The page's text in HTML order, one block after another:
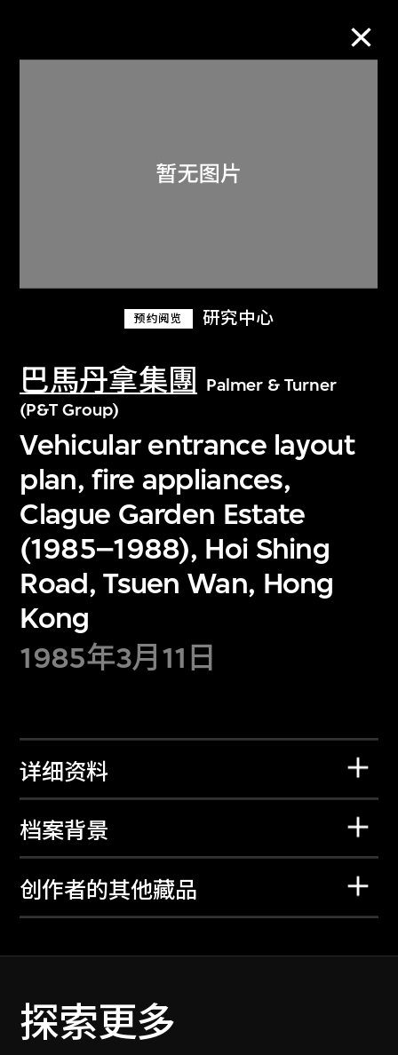
预约阅览 研究中心
巴馬丹拿集團
Palmer & Turner
(P&T Group)
Vehicular entrance layout
plan, fire appliances,
Clague Garden Estate
(1985–1988), Hoi Shing
Road, Tsuen Wan, Hong
Kong
1985年3月11日
详细资料
档案背景
创作者的其他藏品
探索更多
关于M+藏品
探索世界顶级的二十及二十一世纪视觉
文化藏品。